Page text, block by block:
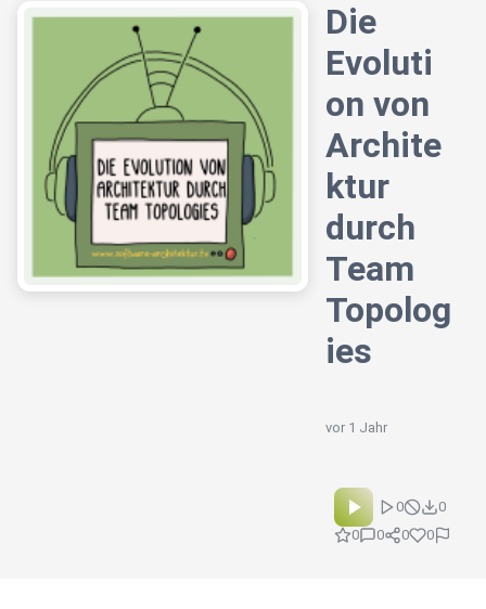
Die
Evoluti
on von
Archite
ktur
durch
Team
Topolog
ies
vor 1 Jahr
0
0
0
0 0 0